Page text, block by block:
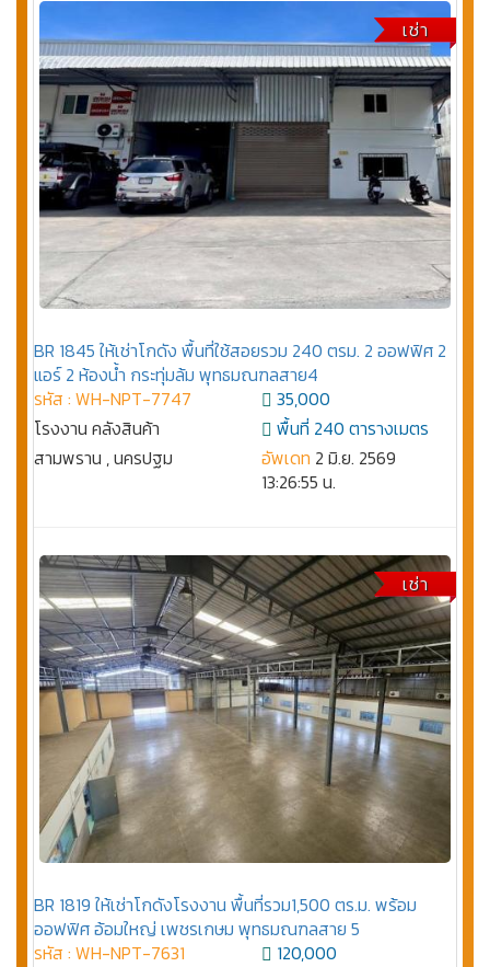
เช่า
BR 1845 ให้เช่าโกดัง พื้นที่ใช้สอยรวม 240 ตรม. 2 ออฟฟิศ 2
แอร์ 2 ห้องน้ำ กระทุ่มล้ม พุทธมณฑลสาย4
รหัส : WH-NPT-7747
โรงงาน คลังสินค้า
สามพราน , นครปฐม
35,000
พื้นที่ 240 ตารางเมตร
อัพเดท 2 มิ.ย. 2569
13:26:55 น.
เช่า
BR 1819 ให้เช่าโกดังโรงงาน พื้นที่รวม1,500 ตร.ม. พร้อม
ออฟฟิศ อ้อมใหญ่ เพชรเกษม พุทธมณฑลสาย 5
รหัส : WH-NPT-7631
120,000